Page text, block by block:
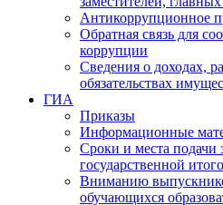
Антикоррупционное
Обратная связь для
коррупции
Сведения о доходах,
обязательствах
ГИА
Приказы
Информационные
Сроки и места подачи
государственной
Вниманию
обучающихся